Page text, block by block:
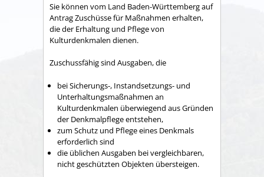
Sie können vom Land Baden-Württemberg auf
Antrag Zuschüsse für Maßnahmen erhalten,
die der Erhaltung und Pflege von
Kulturdenkmalen dienen.
Zuschussfähig sind Ausgaben, die
bei Sicherungs-, Instandsetzungs- und
Unterhaltungsmaßnahmen an
Kulturdenkmalen überwiegend aus Gründen
der Denkmalpflege entstehen,
zum Schutz und Pflege eines Denkmals
erforderlich sind
die üblichen Ausgaben bei vergleichbaren,
nicht geschützten Objekten übersteigen.